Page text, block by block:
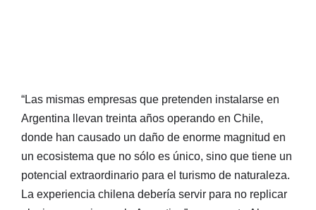
“Las mismas empresas que pretenden instalarse en
Argentina llevan treinta años operando en Chile,
donde han causado un daño de enorme magnitud en
un ecosistema que no sólo es único, sino que tiene un
potencial extraordinario para el turismo de naturaleza.
La experiencia chilena debería servir para no replicar